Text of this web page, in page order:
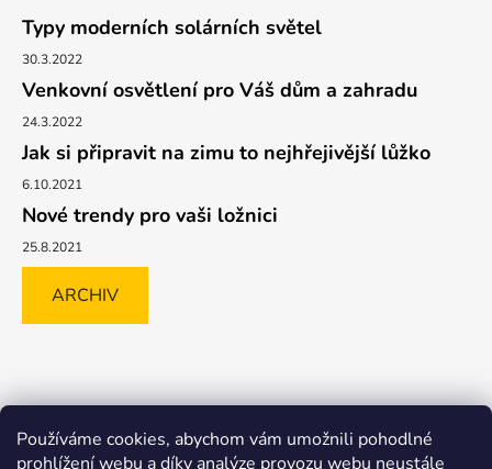
Používáme cookies, abychom vám umožnili pohodlné
prohlížení webu a díky analýze provozu webu neustále
Typy moderních solárních světel
30.3.2022
Venkovní osvětlení pro Váš dům a zahradu
24.3.2022
Jak si připravit na zimu to nejhřejivější lůžko
6.10.2021
Nové trendy pro vaši ložnici
25.8.2021
ARCHIV
MALL.CZ